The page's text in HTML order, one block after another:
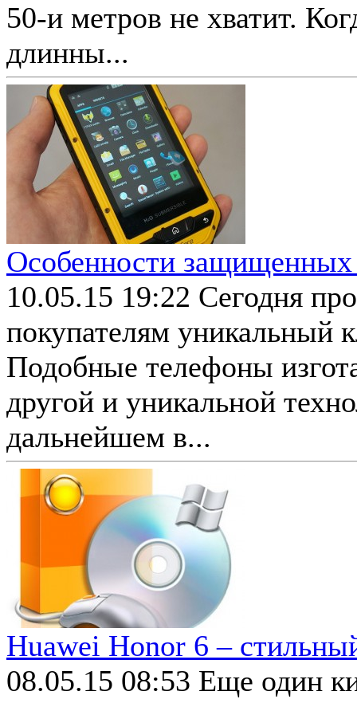
50-и метров не хватит.
длинны...
Особенности защищенных
10.05.15 19:22 Сегодня
покупателям уникальный
Подобные телефоны
другой и уникальной
дальнейшем в...
Huawei Honor 6 –
08.05.15 08:53 Еще один